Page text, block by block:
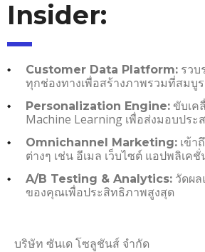
Insider:
Customer Data Platform: รว
ทุกช่องทางเพื่อสร้างภาพรวมที่สมบู
Personalization Engine: ขับเค
Machine Learning เพื่อส่งมอบปร
Omnichannel Marketing: เข้า
ต่างๆ เช่น อีเมล เว็บไซต์ แอปพลิเค
A/B Testing & Analytics: วัดผ
ของคุณเพื่อประสิทธิภาพสูงสุด
บริษัท ซันเด โซลูชันส์ จำกัด